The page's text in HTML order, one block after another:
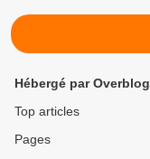
Hébergé par Overblog
Top articles
Pages